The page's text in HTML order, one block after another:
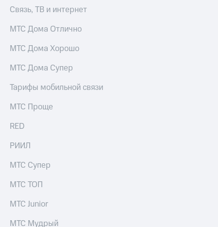
для дома
Услуги
Акции
Домашний
ТВ
телефон
Перейти
в МТС
со своим
номером
Видеонаблюдение
для дома
мес
МТС
Premium
Подписка
интернета,
Семейная
на тарифы,
подписки
Связь, ТВ и интернет
МТС Дома Отлично
МТС Дома Хорошо
МТС Дома Супер
Тарифы мобильной связи
МТС Проще
RED
РИИЛ
МТС Супер
МТС ТОП
МТС Junior
МТС Мудрый